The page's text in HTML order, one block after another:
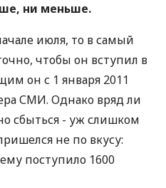
ни меньше.
июля, то в самый
чтобы он вступил в
он с 1 января 2011
СМИ. Однако вряд ли
сбыться - уж слишком
не по вкусу:
поступило 1600